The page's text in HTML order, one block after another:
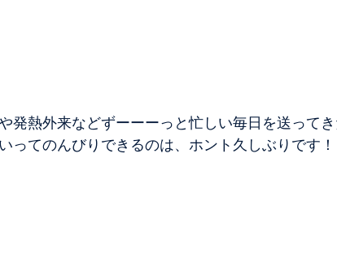
発熱外来などずーーーっと忙しい毎日を送って
ってのんびりできるのは、ホント久しぶりです！